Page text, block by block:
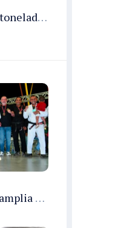
PMAM apreende 16,6 toneladas de entorpecentes e registra aumento nas prisões em flagrante e nas capturas de foragidos no primeiro semestre de 2026
Prefeitura de Manaus amplia apoio aos atletas de 100 para 150 beneficiados a partir do próximo ano